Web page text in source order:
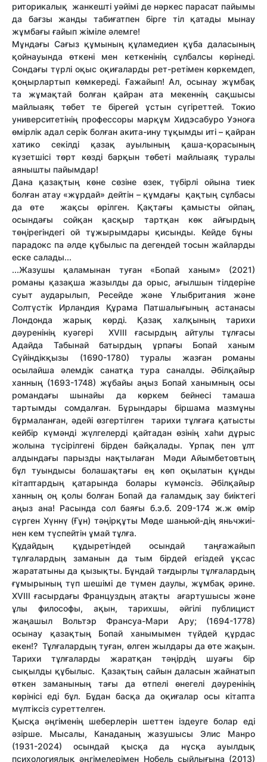
риторикалық жанкешті уәйімі де нәркес парасат пайымы
да бағзы жанды табиғатпен бірге тіл қатады мынау
жұмбағы ғайып жіміле әлемге!
Мұндағы Сағыз құмының құламедиен құба даласының
қойнауында өткені мен кеткенінің сұлбалсы көрінеді.
Сондағы түрлі оқыс оқиғаларды рет-ретімен көркемдеп,
қоңырлартып көмкереді. Ғажайып! Ал, осынау жұмбақ
та жұмақтай болған қайран ата мекеннің сақшысы
майлыаяқ төбет те бірегей ұстын сүгіреттей. Токио
университетінің профессоры марқұм Хидэсабуро Уэноға
өмірлік адал серік болған акита-ину тұқымды иті – қайран
хатико секілді қазақ ауылының қаша-қорасының
күзетшісі төрт көзді барқын төбеті майлыаяқ туралы
аянышты пайымдар!
Дана қазақтың көне сөзіне өзек, түбірлі ойына тиек
болған атау «жұрдай» дейтін – құмдағы қақтың сұлбасы
да өте жақсы өрілген. Қақтағы қамысты ойпаң,
осындағы сойқан қасқыр тартқан көк айғырдың
төңірегіндегі ой тұжырымдары қисынды. Кейде бұны
парадокс па әлде құбылыс па дегендей тосын жайларды
еске салады...
...Жазушы қаламынан туған«Бопай ханым» (2021)
романы қазақша жазылды да орыс, ағылшын тілдеріне
суыт аударылып, Ресейде және Ұлыбритания және
Солтүстік Ирландия Құрама Патшалығының астанасы
Лондонда жарық көрді. Қазақ халқының тарихи
дәуренінің куәгері ХVІІІ ғасырдың айтулы тұлғасы
Адайда Табынай батырдың ұрпағы Бопай ханым
Сүйіндікқызы (1690-1780) туралы жазған романы
осылайша әлемдік санатқа тура саналды. Әбілқайыр
ханның (1693-1748) жұбайы аңыз Бопай ханымның осы
романдағы шынайы да көркем бейнесі тамаша
тартымды сомдалған. Бұрындары біршама мазмұны
бұрмаланған, әдейі өзгертілген тарихи тұлғаға қатысты
кейбір күмәнді жүлгелерді қайтадан өзінің хаһи дұрыс
жолына түсірілгені бірден байқалады. Ұрпақ пен ұлт
алдындағы парызды нақтылаған Мәди Айымбетовтың
бұл туындысы болашақтағы ең көп оқылатын құнды
кітаптардың қатарында болары күмәнсіз. Әбілқайыр
ханның оң қолы болған Бопай да ғаламдық зау биіктегі
аңыз ана! Расында сол баяғы б.э.б. 209-174 ж.ж өмір
сүрген Хүннү (Ғұн) тәңірқұты Мөде шаньюй-дің яньчжиі-
нен кем түспейтін ұмай тұлға.
Құдайдың құдыретіндей осындай таңғажайып
тұлғалардың заманын да тым бірдей егіздей ұқсас
жарататыны да қызықты. Бұндай тағдырлы тұлғалардың
ғұмырының түп шешімі де түмен даулы, жұмбақ әрине.
XVIII ғасырдағы Француздың атақты ағартушысы және
ұлы философы, ақын, тарихшы, әйгілі публицист
жаңашыл Вольтэр Франсуа-Мари Ару; (1694-1778)
осынау қазақтың Бопай ханымымен түйдей құрдас
екен!? Тұлғалардың туған, өлген жылдары да өте жақын.
Тарихи тұлғаларды жаратқан тәңірдің шуағы бір
сықылды құбылыс. Қазақтың сайын даласын жайнатып
өткен заманының тағы да өтпелі өнегелі дәуренінің
көрінісі еді бұл. Бұдан басқа да оқиғалар осы кітапта
мүлтіксіз суреттелген.
Қысқа әңгіменің шеберлерін шеттен іздеуге болар еді
әзірше. Мысалы, Канаданың жазушысы Элис Манро
(1931-2024) осындай қысқа да нұсқа ауылдық
психологиялық әңгімелерімен Нобель сыйлығына (2013)